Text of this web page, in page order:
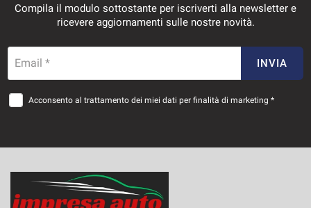
Compila il modulo sottostante per iscriverti alla newsletter e
ricevere aggiornamenti sulle nostre novità.
Email * INVIA
Acconsento al trattamento dei miei dati per finalità di marketing *